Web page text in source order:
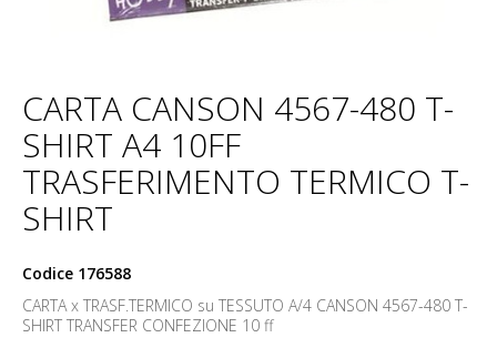
CARTA CANSON 4567-480 T-
SHIRT A4 10FF
TRASFERIMENTO TERMICO T-
SHIRT
Codice 176588
CARTA x TRASF.TERMICO su TESSUTO A/4 CANSON 4567-480 T-
SHIRT TRANSFER CONFEZIONE 10 ff